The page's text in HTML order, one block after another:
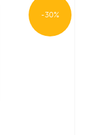
-30%